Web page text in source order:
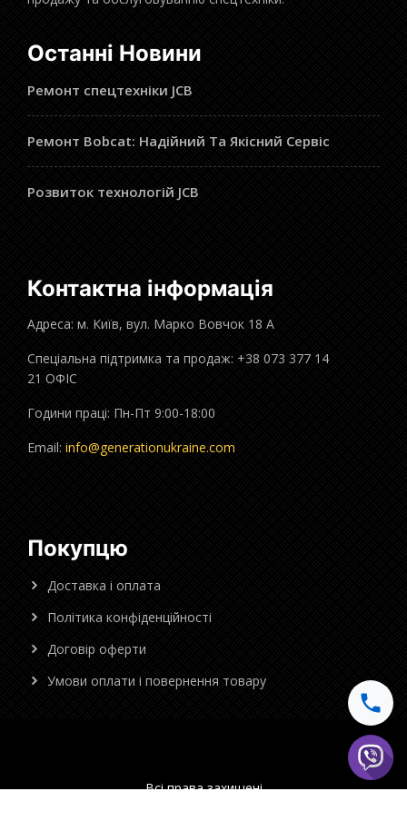
Останні Новини
Ремонт спецтехніки JCB
Ремонт Bobcat: Надійний Та Якісний Сервіс
Розвиток технологій JCB
Контактна інформація
Адреса: м. Київ, вул. Марко Вовчок 18 А
Спеціальна підтримка та продаж: +38 073 377 14
21 ОФІС
Години праці: Пн-Пт 9:00-18:00
Email: info@generationukraine.com
Покупцю
Доставка і оплата
Політика конфіденційності
Договір оферти
Умови оплати і повернення товару
Всі права захищені